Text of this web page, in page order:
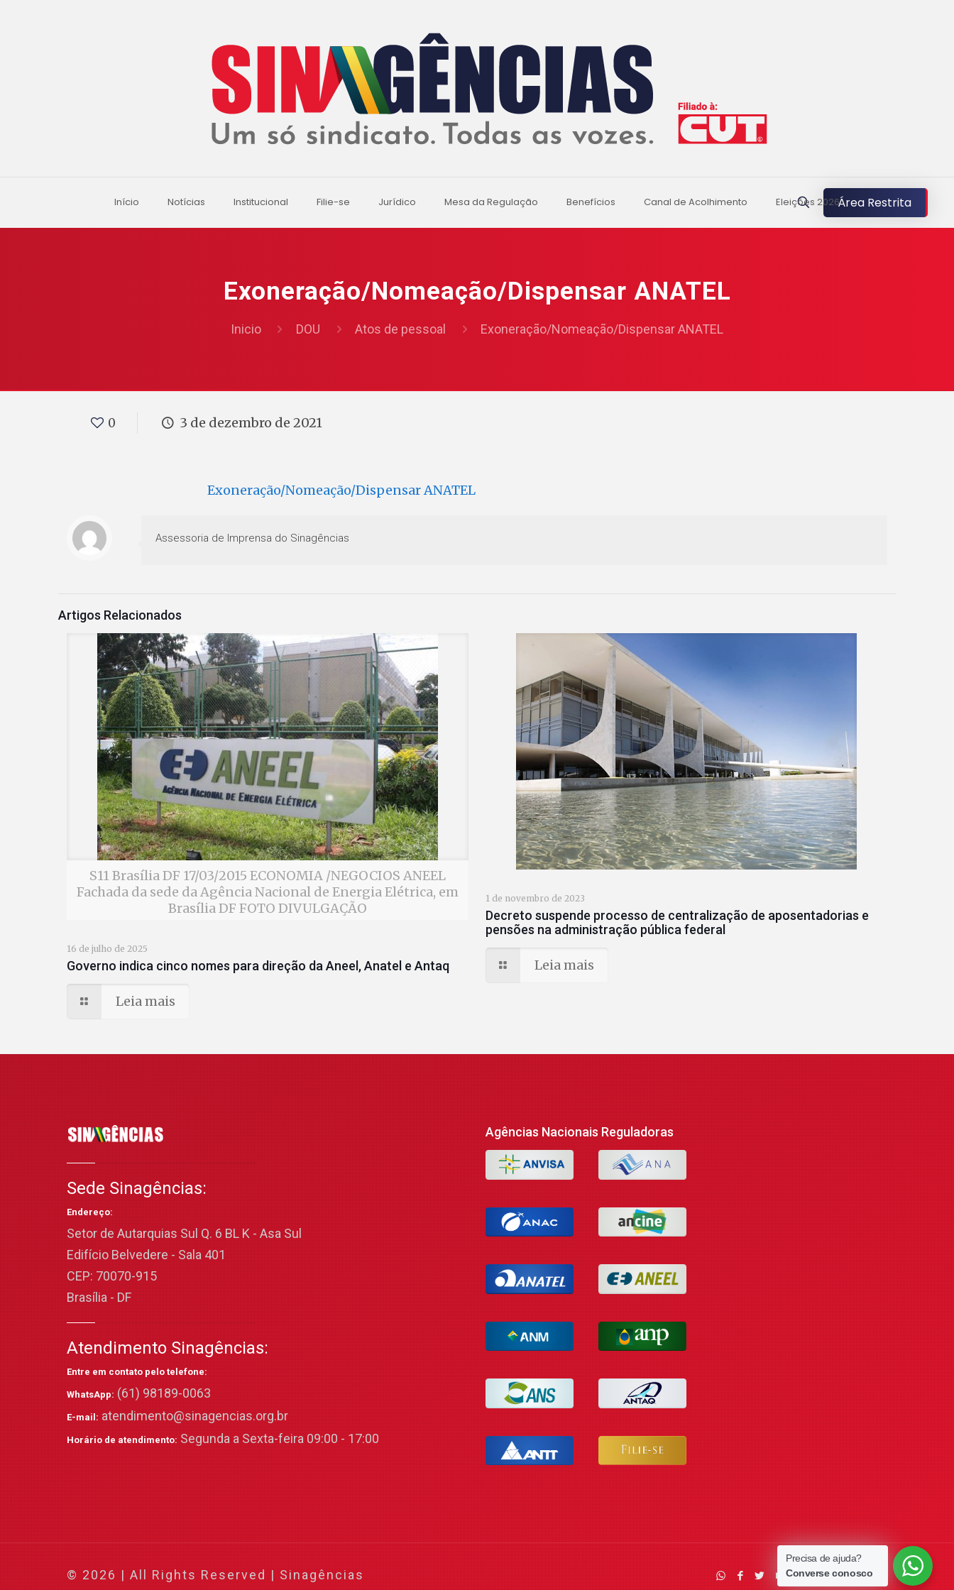
Início Notícias Institucional Filie-se Jurídico Mesa da Regulação Benefícios Canal de Acolhimento Eleições 2026Área Restrita
Exoneração/Nomeação/Dispensar ANATEL
Inicio DOU Atos de pessoal Exoneração/Nomeação/Dispensar ANATEL
0 3 de dezembro de 2021
Exoneração/Nomeação/Dispensar ANATEL
Assessoria de Imprensa do Sinagências
Artigos Relacionados
S11 Brasília DF 17/03/2015 ECONOMIA /NEGOCIOS ANEEL
Fachada da sede da Agência Nacional de Energia Elétrica, em
Brasília DF FOTO DIVULGAÇÃO
16 de julho de 2025
Governo indica cinco nomes para direção da Aneel, Anatel e Antaq
Leia mais
1 de novembro de 2023
Decreto suspende processo de centralização de aposentadorias e
pensões na administração pública federal
Leia mais
Sede Sinagências:
Endereço:
Setor de Autarquias Sul Q. 6 BL K - Asa Sul
Edifício Belvedere - Sala 401
CEP: 70070-915
Brasília - DF
Atendimento Sinagências:
Entre em contato pelo telefone:
WhatsApp:(61) 98189-0063
E-mail:atendimento@sinagencias.org.br
Horário de atendimento:Segunda a Sexta-feira 09:00 - 17:00
Agências Nacionais Reguladoras
© 2026 | All Rights Reserved | Sinagências
Precisa de ajuda?
Converse conosco